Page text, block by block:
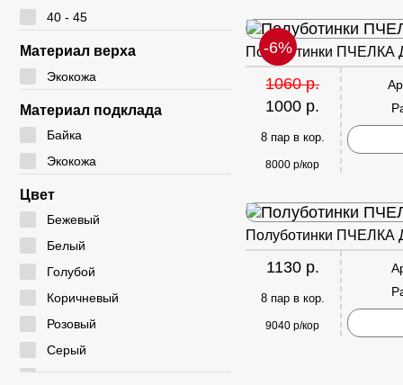
40 - 45
Материал верха
Экокожа
Материал подклада
Байка
Экокожа
Цвет
Бежевый
Белый
Голубой
Коричневый
Розовый
Серый
Черный
-6%
Полуботинки ПЧЕЛКА
1060 р.
1000 р.
8 пар в кор.
8000 р/кор
Полуботинки ПЧЕЛКА
1130 р.
8 пар в кор.
9040 р/кор